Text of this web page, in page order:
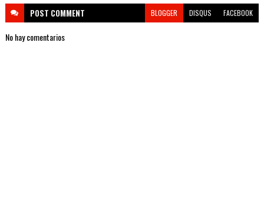
POST COMMENT BLOGGER DISQUS FACEBOOK
No hay comentarios